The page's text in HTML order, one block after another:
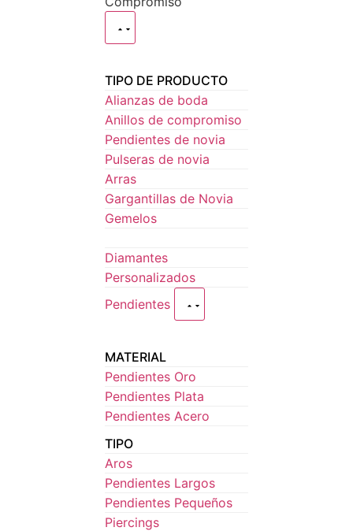
TIPO DE PRODUCTO
Alianzas de boda
Anillos de compromiso
Pendientes de novia
Pulseras de novia
Arras
Gargantillas de Novia
Gemelos
Diamantes
Personalizados
Pendientes
MATERIAL
Pendientes Oro
Pendientes Plata
Pendientes Acero
TIPO
Aros
Pendientes Largos
Pendientes Pequeños
Piercings